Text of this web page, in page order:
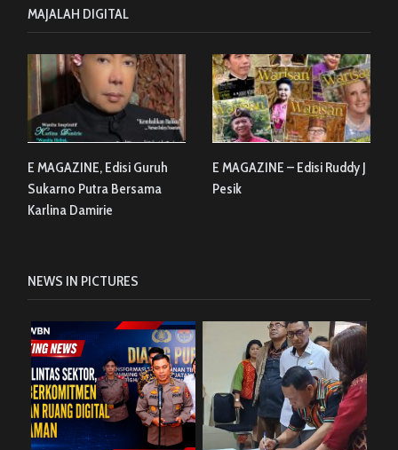
MAJALAH DIGITAL
E MAGAZINE, Edisi Guruh
Sukarno Putra Bersama
Karlina Damirie
E MAGAZINE – Edisi Ruddy J
Pesik
NEWS IN PICTURES